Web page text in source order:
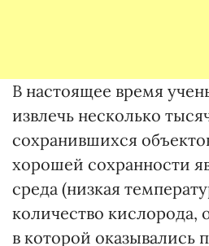
В настоящее время
извлечь несколько
сохранившихся
хорошей сохранности
среда (низкая
количество кислорода,
в которой оказывались